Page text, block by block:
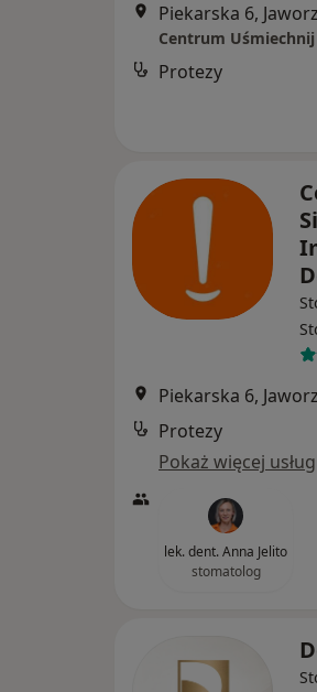
Piekarska 6,
Protezy
Piekarska 6,
Protezy
Pokaż więcej usług
lek. dent. Anna Jelito
stomatolog